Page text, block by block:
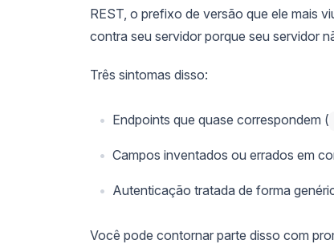
REST, o prefixo de versão que ele mais
contra seu servidor porque seu servidor
Três sintomas disso:
Endpoints que quase correspondem (
Campos inventados ou errados em
Autenticação tratada de forma
Você pode contornar parte disso com